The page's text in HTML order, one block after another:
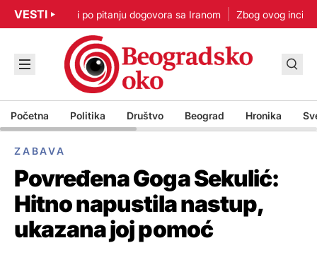
VESTI
Nisam u žurbi po pitanju dogovora sa Iranom Zbog ovog
Početna Politika Društvo Beograd Hronika
ZABAVA
Povređena Goga Sekulić:
Hitno napustila nastup,
ukazana joj pomoć